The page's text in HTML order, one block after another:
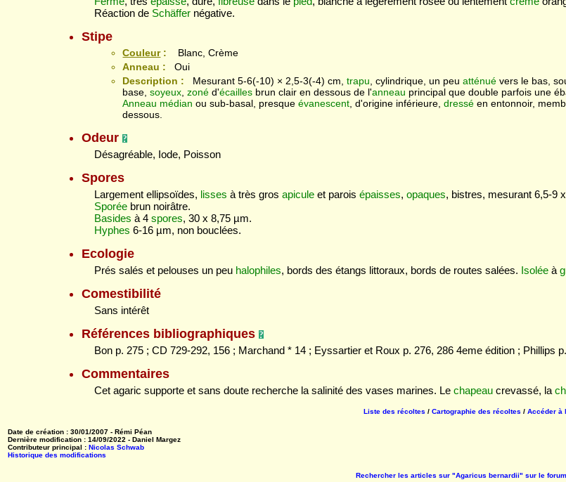
Réaction de Schäffer négative.
Stipe
Couleur:
Blanc, Crème
Anneau :
Oui
Description :
Mesurant 5-6(-10) × 2,5-3(-4) cm, trapu , cylindrique, un peu atténuévers le bas,
base,soyeux ,zoné d'écailles brun clair en dessous de l'anneau principal que double parfois une
Anneau médian ou sub-basal, presqueévanescent , d'origine inférieure,dressé en entonnoir,
dessous.
Odeur
Désagréable, Iode, Poisson
Spores
Largement ellipsoïdes, lisses à très grosapicule et paroisépaisses,opaques, bistres, mesurant 6,5-9
Sporée brun noirâtre.
Basides à 4spores, 30 x 8,75 µm.
Hyphes 6-16 µm, non bouclées.
Ecologie
Prés salés et pelouses un peu halophiles, bords des étangs littoraux, bords de routes salées. Isolée à
Comestibilité
Sans intérêt
Références bibliographiques
Bon p. 275 ; CD 729-292, 156 ; Marchand * 14 ; Eyssartier et Roux p. 276, 286 4eme édition ; Phillips
Commentaires
Cet agaric supporte et sans doute recherche la salinité des vases marines. Lechapeau crevassé, la
Liste des récoltes / Cartographie des récoltes / Accéder à
Date de création : 30/01/2007 - Rémi Péan
Dernière modification : 14/09/2022 - Daniel Margez
Contributeur principal :Nicolas Schwab
Historique des modifications
Rechercher les articles sur "Agaricus bernardii" sur le